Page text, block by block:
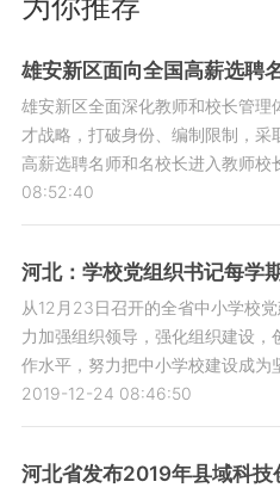
雄安新区面向全国高薪选聘
雄安新区全面深化教师和校长管理
才战略，打破身份、编制限制，
高薪选聘名师和名校长进入教师校
08:52:40
河北：学校党组织书记每学
从12月23日召开的全省中小学校
力加强组织领导，强化组织建设
作水平，努力把中小学校建设成为
2019-12-24 08:46:50
河北省发布2019年县域科技